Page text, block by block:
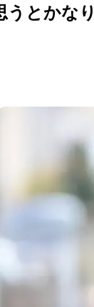
うとかな